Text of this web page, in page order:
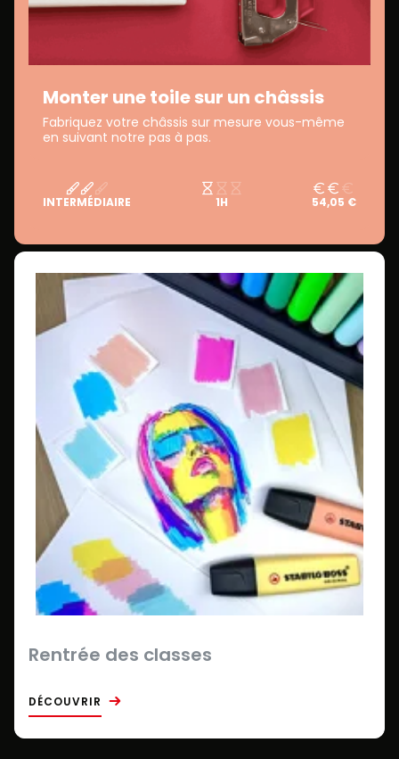
Monter une toile sur un châssis
Fabriquez votre châssis sur mesure vous-même
en suivant notre pas à pas.
INTERMÉDIAIRE 1H 54,05 €
Rentrée des classes
DÉCOUVRIR